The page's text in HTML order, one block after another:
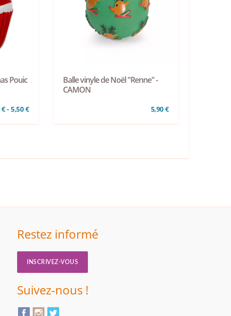
Pouic
- 5,50 €
Balle vinyle de Noël "Renne" -
CAMON
5,90 €
Restez informé
INSCRIVEZ-VOUS
Suivez-nous !